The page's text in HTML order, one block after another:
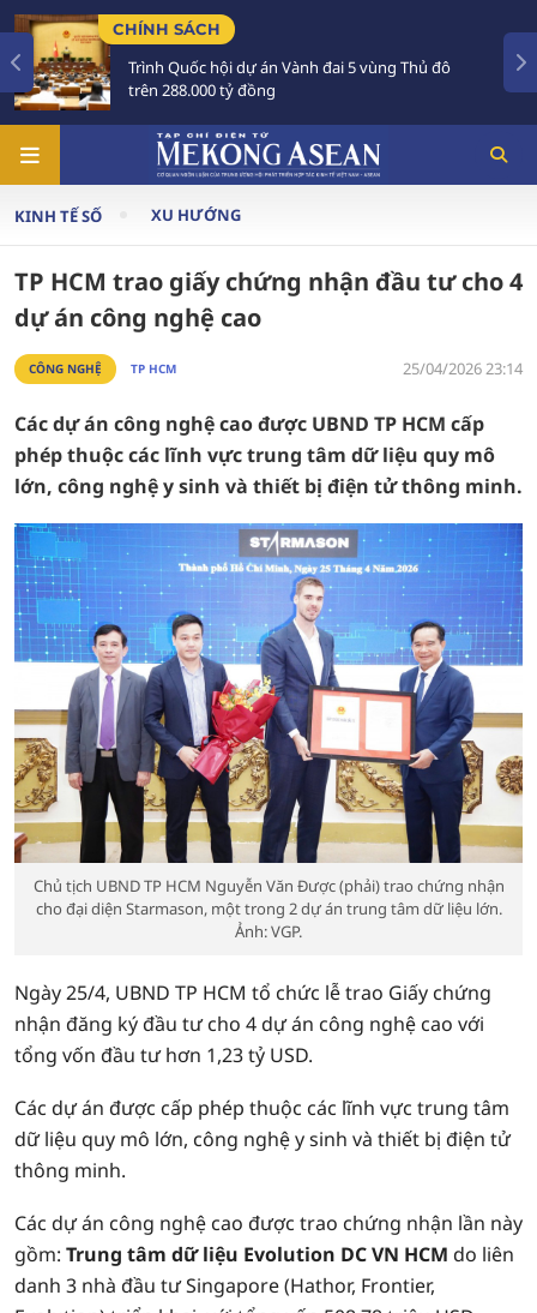
đai 5 vùng Thủ đô
Tổng Bí thư, Chủ tịch nước
Australia và New Zealand
KINH TẾ SỐ XU HƯỚNG
TP HCM trao giấy chứng nhận đầu tư cho 4
dự án công nghệ cao
CÔNG NGHỆ TP HCM 25/04/2026 23:14
Các dự án công nghệ cao được UBND TP HCM cấp
phép thuộc các lĩnh vực trung tâm dữ liệu quy mô
lớn, công nghệ y sinh và thiết bị điện tử thông minh.
Chủ tịch UBND TP HCM Nguyễn Văn Được (phải) trao chứng nhận
cho đại diện Starmason, một trong 2 dự án trung tâm dữ liệu lớn.
Ảnh: VGP.
Ngày 25/4, UBND TP HCM tổ chức lễ trao Giấy chứng
nhận đăng ký đầu tư cho 4 dự án công nghệ cao với
tổng vốn đầu tư hơn 1,23 tỷ USD.
Các dự án được cấp phép thuộc các lĩnh vực trung tâm
dữ liệu quy mô lớn, công nghệ y sinh và thiết bị điện tử
thông minh.
Các dự án công nghệ cao được trao chứng nhận lần này
gồm: Trung tâm dữ liệu Evolution DC VN HCM do liên
danh 3 nhà đầu tư Singapore (Hathor, Frontier,